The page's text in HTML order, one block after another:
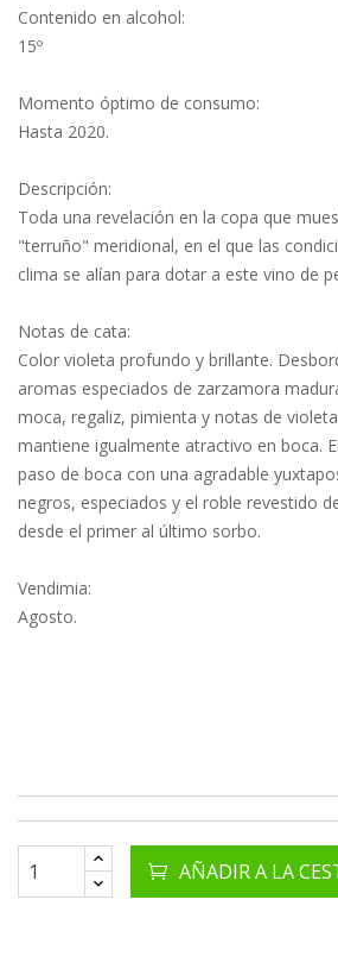
Contenido en alcohol:
15º
Momento óptimo de consumo:
Hasta 2020.
Descripción:
Toda una revelación en la copa que
"terruño" meridional, en el que las
clima se alían para dotar a este vino de
Notas de cata:
Color violeta profundo y brillante.
aromas especiados de zarzamora
moca, regaliz, pimienta y notas de
mantiene igualmente atractivo en boca.
paso de boca con una agradable
negros, especiados y el roble revestido
desde el primer al último sorbo.
Vendimia:
Agosto.
AÑADIR A LA